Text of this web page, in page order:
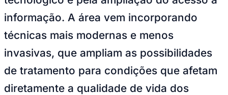
NBA
Fórmula 1
UFC
Tênis (ATP)
MLB
NHL
Atletismo
Vôlei
NBB
informação. A área vem incorporando
técnicas mais modernas e menos
invasivas, que ampliam as possibilidades
de tratamento para condições que afetam
diretamente a qualidade de vida dos